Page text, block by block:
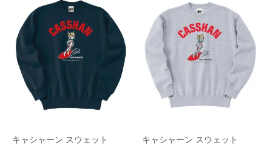
キャシャーン スウェット
キャシャーン スウェット